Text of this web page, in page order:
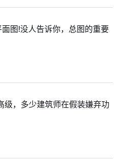
图!没人告诉你，总图的重要
级，多少建筑师在假装嫌弃功